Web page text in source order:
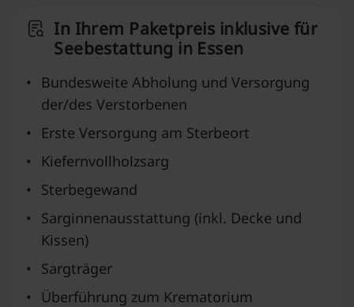
In Ihrem Paketpreis inklusive für
Seebestattung in Essen
•
Bundesweite Abholung und Versorgung
der/des Verstorbenen
•
Erste Versorgung am Sterbeort
•
Kiefernvollholzsarg
•
Sterbegewand
•
Sarginnenausstattung (inkl. Decke und
Kissen)
•
Sargträger
•
Überführung zum Krematorium